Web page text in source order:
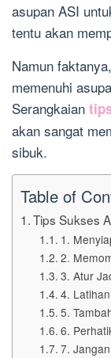
asupan ASI
tentu akan
Namun
memenuhi
Serangkaian
akan sangat
sibuk.
Table of
Tips Sukses
1.
2.
3. Atur
4.
5.
6.
7.